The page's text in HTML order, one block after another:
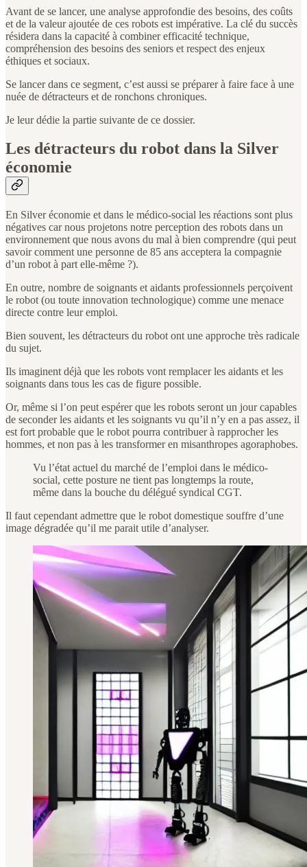
Avant de se lancer, une analyse approfondie des besoins, des coûts
et de la valeur ajoutée de ces robots est impérative. La clé du succès
résidera dans la capacité à combiner efficacité technique,
compréhension des besoins des seniors et respect des enjeux
éthiques et sociaux.
Se lancer dans ce segment, c’est aussi se préparer à faire face à une
nuée de détracteurs et de ronchons chroniques.
Je leur dédie la partie suivante de ce dossier.
Les détracteurs du robot dans la Silver
économie
En Silver économie et dans le médico-social les réactions sont plus
négatives car nous projetons notre perception des robots dans un
environnement que nous avons du mal à bien comprendre (qui peut
savoir comment une personne de 85 ans acceptera la compagnie
d’un robot à part elle-même ?).
En outre, nombre de soignants et aidants professionnels perçoivent
le robot (ou toute innovation technologique) comme une menace
directe contre leur emploi.
Bien souvent, les détracteurs du robot ont une approche très radicale
du sujet.
Ils imaginent déjà que les robots vont remplacer les aidants et les
soignants dans tous les cas de figure possible.
Or, même si l’on peut espérer que les robots seront un jour capables
de seconder les aidants et les soignants vu qu’il n’y en a pas assez, il
est fort probable que le robot pourra contribuer à rapprocher les
hommes, et non pas à les transformer en misanthropes agoraphobes.
Vu l’état actuel du marché de l’emploi dans le médico-
social, cette posture ne tient pas longtemps la route,
même dans la bouche du délégué syndical CGT.
Il faut cependant admettre que le robot domestique souffre d’une
image dégradée qu’il me parait utile d’analyser.